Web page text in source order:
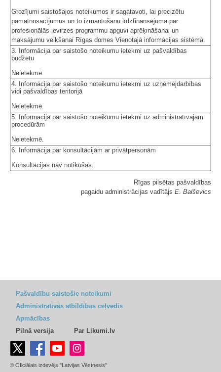
Grozījumi saistošajos noteikumos ir sagatavoti, lai precizētu
pamatnosacījumus un to izmantošanu līdzfinansējuma par
profesionālās ievirzes programmu apguvi aprēķināšanai un
maksājumu veikšanai Rīgas domes Vienotajā informācijas sistēmā.
3. Informācija par saistošo noteikumu ietekmi uz pašvaldības
budžetu
Neietekmē.
4. Informācija par saistošo noteikumu ietekmi uz uzņēmējdarbības
vidi pašvaldības teritorijā
Neietekmē.
5. Informācija par saistošo noteikumu ietekmi uz administratīvajām
procedūrām
Neietekmē.
6. Informācija par konsultācijām ar privātpersonām
Konsultācijas nav notikušas.
Rīgas pilsētas pašvaldības
pagaidu administrācijas vadītājs E. Balševics
Pašvaldību saistošie noteikumi
Administratīvās atbildības ceļvedis
Apmācības
Pilnā versija
Par Likumi.lv
© Oficiālais izdevējs "Latvijas Vēstnesis"